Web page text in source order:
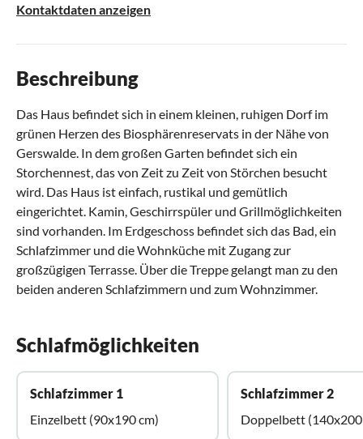
Kontaktdaten anzeigen
Beschreibung
Das Haus befindet sich in einem kleinen, ruhigen Dorf im
grünen Herzen des Biosphärenreservats in der Nähe von
Gerswalde. In dem großen Garten befindet sich ein
Storchennest, das von Zeit zu Zeit von Störchen besucht
wird. Das Haus ist einfach, rustikal und gemütlich
eingerichtet. Kamin, Geschirrspüler und Grillmöglichkeiten
sind vorhanden. Im Erdgeschoss befindet sich das Bad, ein
Schlafzimmer und die Wohnküche mit Zugang zur
großzügigen Terrasse. Über die Treppe gelangt man zu den
beiden anderen Schlafzimmern und zum Wohnzimmer.
Schlafmöglichkeiten
Schlafzimmer 1
Einzelbett (90x190 cm)
Schlafzimmer 2
Doppelbett (140x200